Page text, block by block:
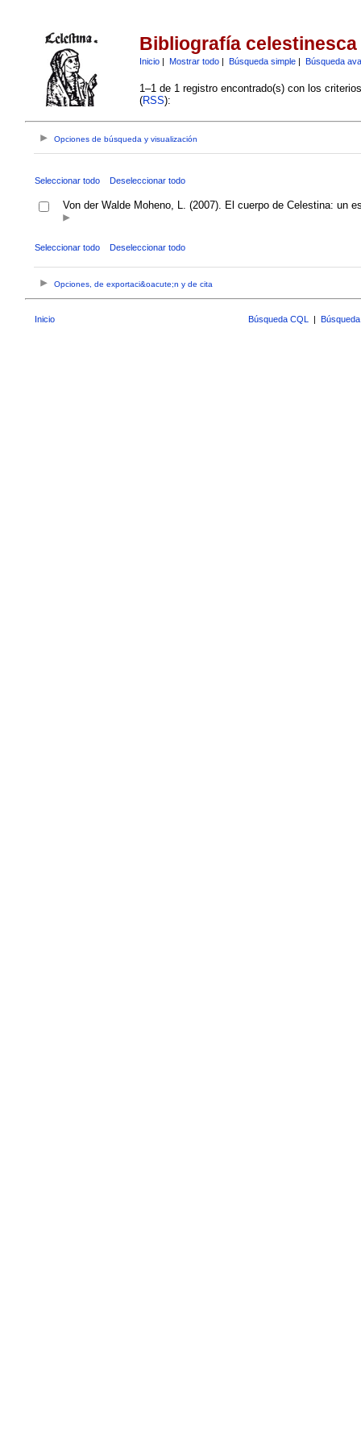
Bibliografía celestinesca
Inicio| Mostrar todo| Búsqueda simple| Búsqueda
1–1 de 1 registro encontrado(s) con los
(RSS):
Opciones de búsqueda y visualización
Seleccionar todo Deseleccionar todo
Von der Walde Moheno, L. (2007). El cuerpo de Celestina: un
Seleccionar todo Deseleccionar todo
Opciones, de exportaci&oacute;n y de cita
Inicio Búsqueda CQL |